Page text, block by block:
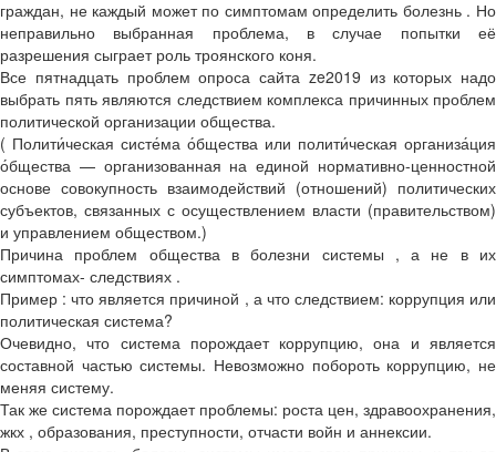
граждан, не каждый может по симптомам определить болезнь . Но
неправильно выбранная проблема, в случае попытки её
разрешения сыграет роль троянского коня.
Все пятнадцать проблем опроса сайта ze2019 из которых надо
выбрать пять являются следствием комплекса причинных проблем
политической организации общества.
( Полити́ческая систе́ма о́бщества или полити́ческая организа́ция
о́бщества — организованная на единой нормативно-ценностной
основе совокупность взаимодействий (отношений) политических
субъектов, связанных с осуществлением власти (правительством)
и управлением обществом.)
Причина проблем общества в болезни системы , а не в их
симптомах- следствиях .
Пример : что является причиной , а что следствием: коррупция или
политическая система?
Очевидно, что система порождает коррупцию, она и является
составной частью системы. Невозможно побороть коррупцию, не
меняя систему.
Так же система порождает проблемы: роста цен, здравоохранения,
жкх , образования, преступности, отчасти войн и аннексии.